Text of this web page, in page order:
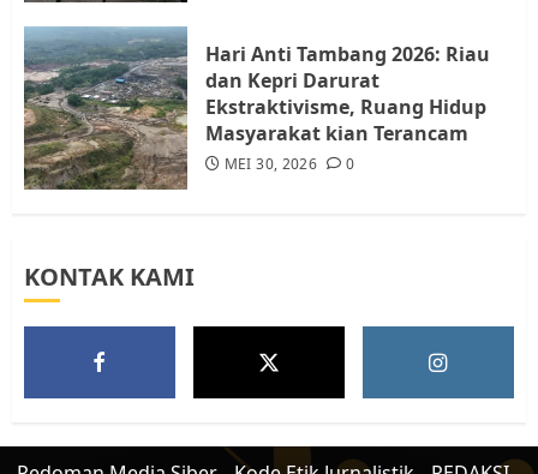
5
Hari Anti Tambang 2026: Riau
dan Kepri Darurat
Ekstraktivisme, Ruang Hidup
Masyarakat kian Terancam
MEI 30, 2026 0
KONTAK KAMI